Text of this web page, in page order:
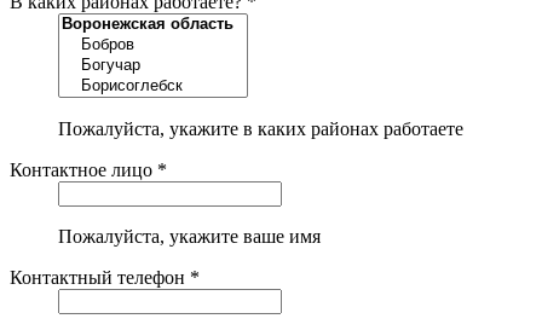
Пожалуйста, укажите в каких районах работаете
Контактное лицо *
Пожалуйста, укажите ваше имя
Контактный телефон *